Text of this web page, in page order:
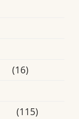
(16)
(115)